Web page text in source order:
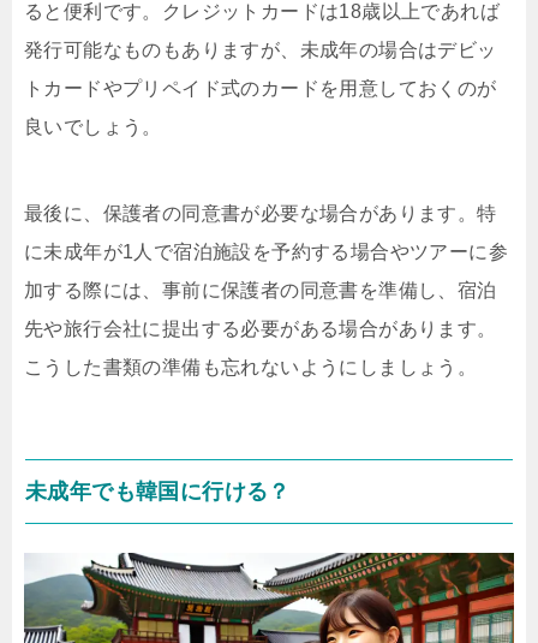
ると便利です。クレジットカードは18歳以上であれば
発行可能なものもありますが、未成年の場合はデビッ
トカードやプリペイド式のカードを用意しておくのが
良いでしょう。
最後に、保護者の同意書が必要な場合があります。特
に未成年が1人で宿泊施設を予約する場合やツアーに参
加する際には、事前に保護者の同意書を準備し、宿泊
先や旅行会社に提出する必要がある場合があります。
こうした書類の準備も忘れないようにしましょう。
未成年でも韓国に行ける？